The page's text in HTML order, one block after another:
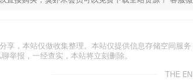
享，本站仅做收集整理。本站仅提供信息存储空间服
举报，一经查实，本站将立刻删除。
THE